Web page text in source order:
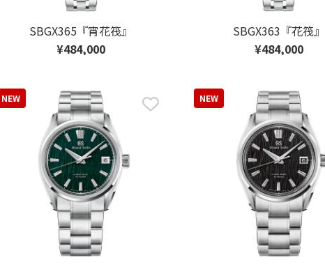
SBGX365『宵花筏』
¥484,000
SBGX363『花筏』
¥484,000
NEW NEW